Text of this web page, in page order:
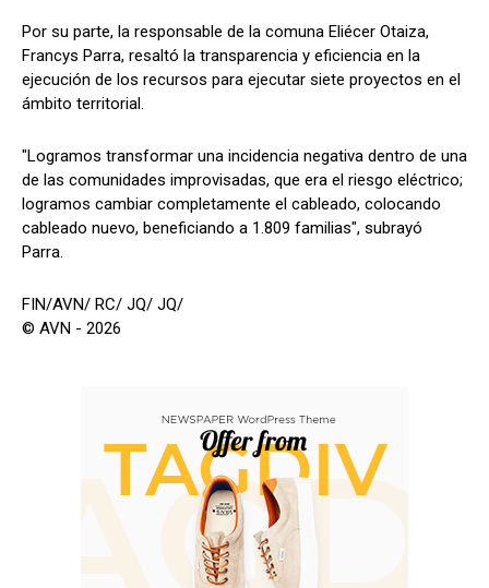
Por su parte, la responsable de la comuna Eliécer Otaiza,
Francys Parra, resaltó la transparencia y eficiencia en la
ejecución de los recursos para ejecutar siete proyectos en el
ámbito territorial.
"Logramos transformar una incidencia negativa dentro de una
de las comunidades improvisadas, que era el riesgo eléctrico;
logramos cambiar completamente el cableado, colocando
cableado nuevo, beneficiando a 1.809 familias", subrayó
Parra.
FIN/AVN/ RC/ JQ/ JQ/
© AVN - 2026